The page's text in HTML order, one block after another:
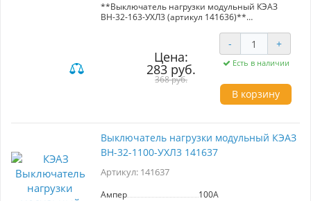
**Выключатель нагрузки модульный КЭАЗ
ВН-32-163-УХЛ3 (артикул 141636)**
- **Тип**: Модульный 1 полюсный
- **Номинальный ток**: 63 А
- **Коммутационная способность**: Высокая
при переменном токе
- **Температурный режим**: УХЛ3 (подходит
для эксплуатации в сложных климатических
- Надежная защита электрооборудования
- Устойчивость к внешним воздействиям
бытовых систем электроснабжения.
Цена:
283 руб.
368 руб.
- +
Есть в наличии
В корзину
Выключатель нагрузки модульный КЭАЗ
ВН-32-1100-УХЛ3 141637
Артикул: 141637
Ампер
100A